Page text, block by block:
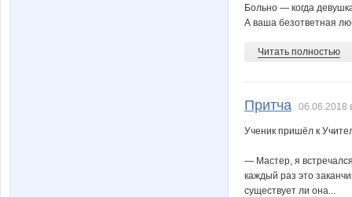
Больно — когда
А ваша безответная
Читать полностью
Притча 06.06.2018
Ученик пришёл к
— Мастер, я
каждый раз это
существует ли она...